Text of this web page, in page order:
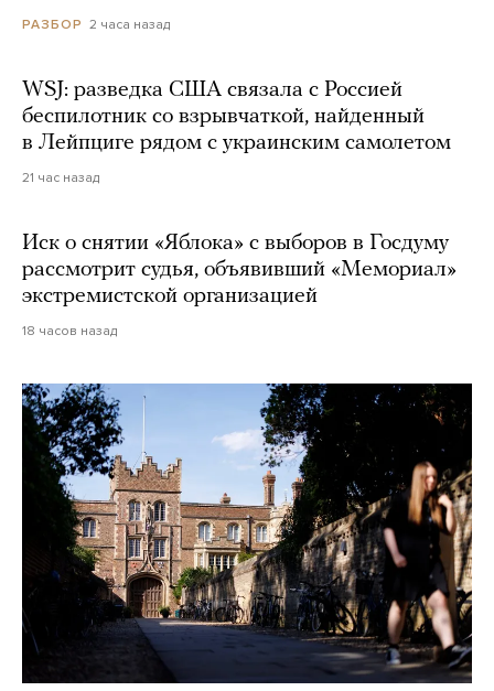
РАЗБОР 2 часа назад
WSJ: разведка США связала с Россией
беспилотник со взрывчаткой, найденный
в Лейпциге рядом с украинским самолетом
21 час назад
Иск о снятии «Яблока» с выборов в Госдуму
рассмотрит судья, объявивший «Мемориал»
экстремистской организацией
18 часов назад